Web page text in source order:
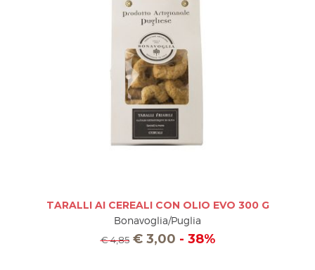
TARALLI AI CEREALI CON OLIO EVO 300 G
Bonavoglia/Puglia
€4,85 €3,00 - 38%